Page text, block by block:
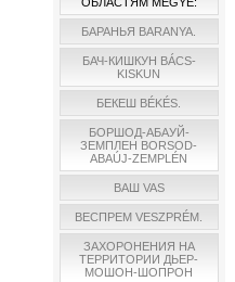
БАРАНЬЯ BARANYA.
БАЧ-КИШКУН BÁCS-
KISKUN
БЕКЕШ BÉKÉS.
БОРШОД-АБАУЙ-
ЗЕМПЛЕН BORSOD-
ABAÚJ-ZEMPLÉN
ВАШ VAS
ВЕСПРЕМ VESZPRÉM.
ЗАХОРОНЕНИЯ НА
ТЕРРИТОРИИ ДЬЕР-
МОШОН-ШОПРОН